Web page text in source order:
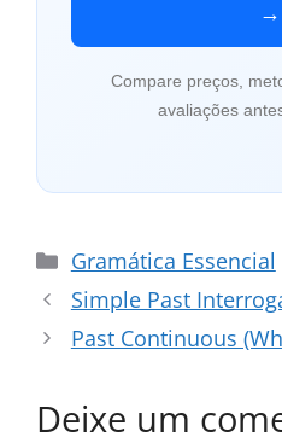
→
Compare preços,
avaliações
Categorias
Gramática Essencial
Simple Past
Past Continuous
Deixe um